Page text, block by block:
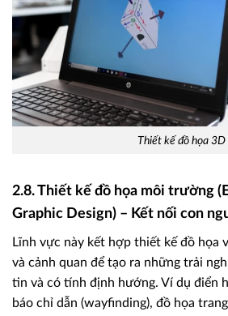
Thiết kế đồ họa 3D
2.8. Thiết kế đồ họa môi trường
Graphic Design) – Kết nối con
Lĩnh vực này kết hợp thiết kế đồ họa
và cảnh quan để tạo ra những trải
tin và có tính định hướng. Ví dụ điển
báo chỉ dẫn (wayfinding), đồ họa